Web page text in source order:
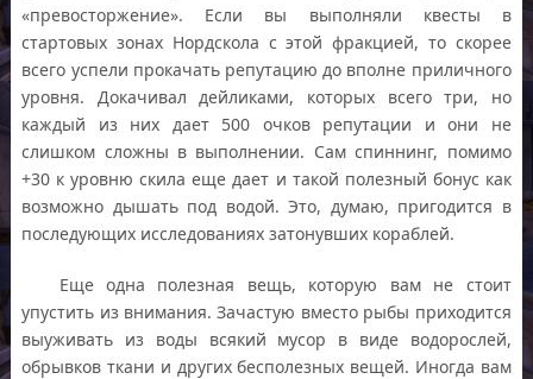
«превосторжение». Если вы выполняли квесты в
стартовых зонах Нордскола с этой фракцией, то скорее
всего успели прокачать репутацию до вполне приличного
уровня. Докачивал дейликами, которых всего три, но
каждый из них дает 500 очков репутации и они не
слишком сложны в выполнении. Сам спиннинг, помимо
+30 к уровню скила еще дает и такой полезный бонус как
возможно дышать под водой. Это, думаю, пригодится в
последующих исследованиях затонувших кораблей.
Еще одна полезная вещь, которую вам не стоит
упустить из внимания. Зачастую вместо рыбы приходится
выуживать из воды всякий мусор в виде водорослей,
обрывков ткани и других бесполезных вещей. Иногда вам